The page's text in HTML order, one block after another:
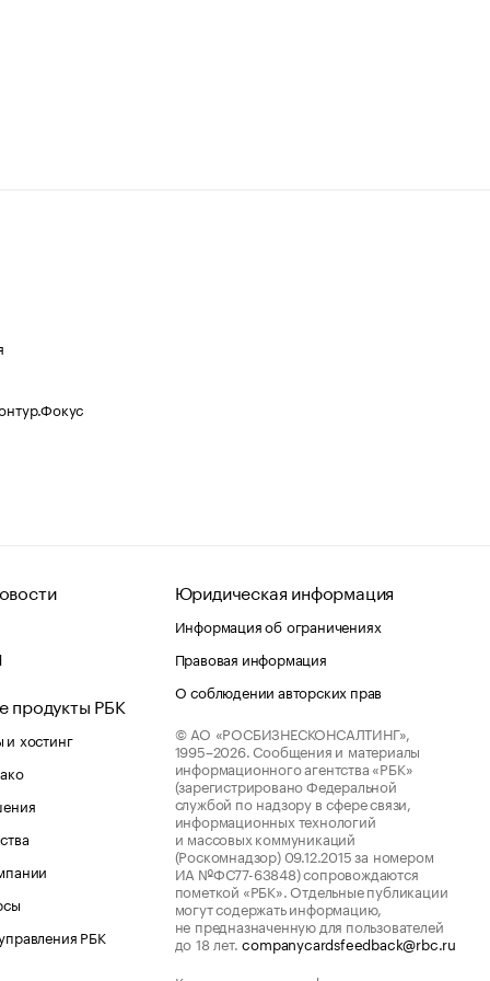
продукты РБК
хостинг
РБК
Юридическая информация
Информация об ограничениях
Правовая информация
О соблюдении авторских прав
© АО «РОСБИЗНЕСКОНСАЛТИНГ»,
1995–2026. Сообщения и материалы
информационного агентства «РБК»
(зарегистрировано Федеральной
службой по надзору в сфере связи,
информационных технологий
и массовых коммуникаций
(Роскомнадзор) 09.12.2015 за номером
ИА №ФС77-63848) сопровождаются
пометкой «РБК». Отдельные публикации
могут содержать информацию,
не предназначенную для пользователей
до 18 лет.companycardsfeedback@rbc.ru